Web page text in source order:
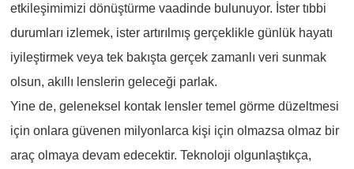
etkileşimimizi dönüştürme vaadinde bulunuyor. İster tıbbi
durumları izlemek, ister artırılmış gerçeklikle günlük hayatı
iyileştirmek veya tek bakışta gerçek zamanlı veri sunmak
olsun, akıllı lenslerin geleceği parlak.
Yine de, geleneksel kontak lensler temel görme düzeltmesi
için onlara güvenen milyonlarca kişi için olmazsa olmaz bir
araç olmaya devam edecektir. Teknoloji olgunlaştıkça,